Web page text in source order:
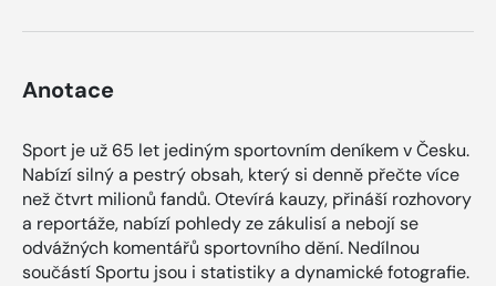
Anotace
Sport je už 65 let jediným sportovním deníkem v Česku.
Nabízí silný a pestrý obsah, který si denně přečte více
než čtvrt milionů fandů. Otevírá kauzy, přináší rozhovory
a reportáže, nabízí pohledy ze zákulisí a nebojí se
odvážných komentářů sportovního dění. Nedílnou
součástí Sportu jsou i statistiky a dynamické fotografie.